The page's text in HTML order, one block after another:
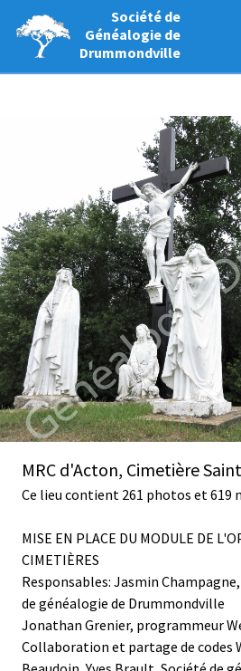
Société de
Généalogie de
Drummondville
MRC d'Acton, Cimetière
Ce lieu contient 261 photos et 619
MISE EN PLACE DU MODULE DE
CIMETIÈRES
Responsables: Jasmin
de généalogie de Drummondville
Jonathan Grenier, programmeur
Collaboration et partage de codes